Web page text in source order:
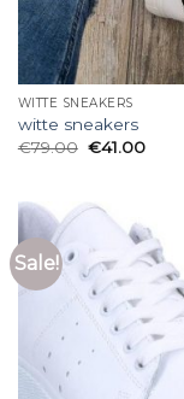
WITTE SNEAKERS
witte sneakers
€79.00 €41.00
Sale!